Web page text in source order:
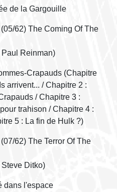
de la Gargouille
62) The Coming Of The
Reinman)
Crapauds (Chapitre
arrivent... / Chapitre 2 :
/ Chapitre 3 :
trahison / Chapitre 4 :
5 : La fin de Hulk ?)
62) The Terror Of The
Ditko)
dans l'espace